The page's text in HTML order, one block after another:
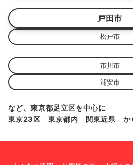
戸田市
松戸市
市川市
浦安市
など、東京都足立区を中心に
東京23区 東京都内 関東近県 か